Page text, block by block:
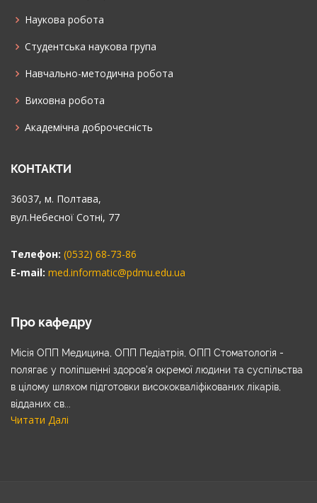
Наукова робота
Cтудентська наукова група
Навчально-методична робота
Виховна робота
Академічна доброчесність
КОНТАКТИ
36037, м. Полтава,
вул.Небесної Сотні, 77
Телефон: (0532) 68-73-86
E-mail: med.informatic@pdmu.edu.ua
Про кафедру
Місія ОПП Медицина, ОПП Педіатрія, ОПП Стоматологія -
полягає у поліпшенні здоров’я окремої людини та суспільства
в цілому шляхом підготовки висококваліфікованих лікарів,
відданих св...
Читати Далі